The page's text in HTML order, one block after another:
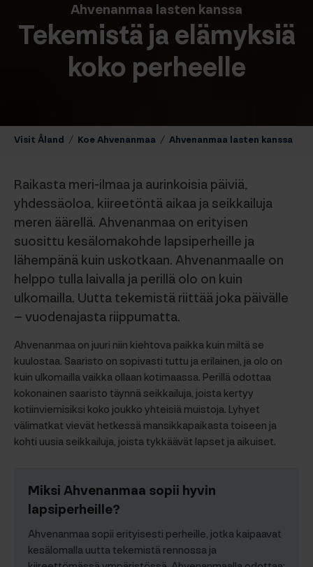
Ahvenanmaa lasten kanssa
Tekemistä ja elämyksiä
koko perheelle
Visit Åland / Koe Ahvenanmaa / Ahvenanmaa lasten kanssa
Raikasta meri-ilmaa ja aurinkoisia päiviä,
yhdessäoloa, kiireetöntä aikaa ja seikkailuja
meren äärellä. Ahvenanmaa on erityisen
suosittu kesälomakohde lapsiperheille ja
lähempänä kuin uskotkaan. Ahvenanmaalle on
helppo tulla laivalla ja perillä olo on kuin
ulkomailla. Uutta tekemistä riittää joka päivälle
– vuodenajasta riippumatta.
Ahvenanmaa on juuri niin kiehtova paikka kuin miltä se
kuulostaa. Saaristo on sopivasti tuttu ja erilainen, ja olo on
kuin ulkomailla vaikka ollaan kotimaassa. Perillä odottaa
kokonainen saaristo täynnä seikkailuja, joista kertyy
kotiinviemisiksi koko joukko yhteisiä muistoja. Lyhyet
välimatkat vievät hetkessä mansikkapaikasta toiseen ja
kohti uusia seikkailuja, joista tykkäävät lapset ja aikuiset.
Miksi Ahvenanmaa sopii hyvin
lapsiperheille?
Ahvenanmaa sopii erityisesti perheille, jotka kaipaavat
kesälomalla uutta tekemistä rennossa ja